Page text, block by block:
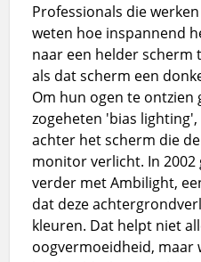
Professionals die
weten hoe inspannend
naar een helder scherm
als dat scherm een
Om hun ogen te
zogeheten 'bias
achter het scherm die
monitor verlicht. In 2002
verder met Ambilight,
dat deze
kleuren. Dat helpt niet
oogvermoeidheid, maar